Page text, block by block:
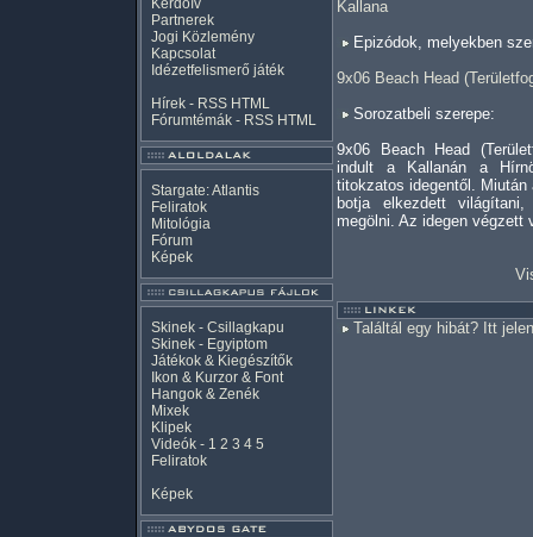
Kérdőív
Partnerek
Jogi Közlemény
Kapcsolat
Idézetfelismerő játék
Hírek - RSS HTML
Fórumtémák - RSS HTML
Stargate: Atlantis
Feliratok
Mitológia
Fórum
Képek
Skinek - Csillagkapu
Skinek - Egyiptom
Játékok & Kiegészítők
Ikon & Kurzor & Font
Hangok & Zenék
Mixek
Klipek
Videók - 1 2 3 4 5
Feliratok
Képek
Kallana
Epizódok, melyekben
9x06 Beach Head
Sorozatbeli szerepe:
9x06 Beach Head
indult a Kallanán a
titokzatos idegentől.
botja elkezdett
megölni. Az idegen végzett
Találtál egy hibát? Itt